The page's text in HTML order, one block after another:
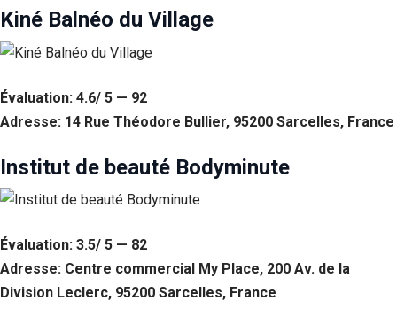
Kiné Balnéo du Village
Évaluation: 4.6/ 5 — 92
Adresse: 14 Rue Théodore Bullier, 95200 Sarcelles, France
Institut de beauté Bodyminute
Évaluation: 3.5/ 5 — 82
Adresse: Centre commercial My Place, 200 Av. de la
Division Leclerc, 95200 Sarcelles, France
Si vous
refusez ces
cookies,
disparaîtront
du site Web.
Marketing
En partageant
votre intérêt et
comportement
visitez notre
site, vous